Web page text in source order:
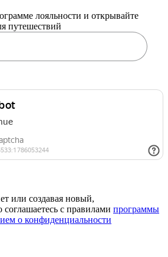
лояльности и открывайте
путешествий
или создавая новый,
с правилами программы
о конфиденциальности